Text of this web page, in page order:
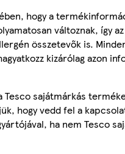
hogy a
változnak, így
összetevők is.
kizárólag azon
Tesco sajátmárkás
hogy vedd fel a
ha nem Tesco